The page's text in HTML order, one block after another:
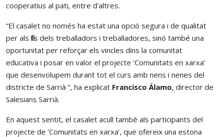
cooperatius al pati, entre d'altres.
“El casalet no només ha estat una opció segura i de qualitat
per als fills dels treballadors i treballadores, sinó també una
oportunitat per reforçar els vincles dins la comunitat
educativa i posar en valor el projecte ‘Comunitats en xarxa’
que desenvolupem durant tot el curs amb nens i nenes del
districte de Sarrià ”, ha explicat Francisco Álamo, director de
Salesians Sarrià.
En aquest sentit, el casalet acull també als participants del
projecte de ‘Comunitats en xarxa’, que ofereix una estona